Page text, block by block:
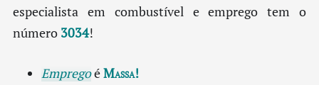
especialista em combustível e emprego tem o
número 3034!
EmpregoéMassa!